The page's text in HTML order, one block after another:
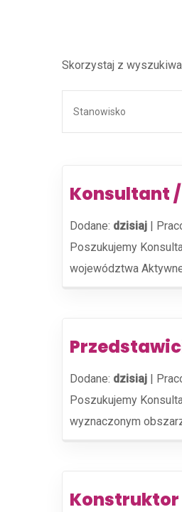
Skorzystaj z
Konsultant
Dodane: dzisiaj |
Poszukujemy
województwa
Dodane: dzisiaj |
Poszukujemy
wyznaczonym